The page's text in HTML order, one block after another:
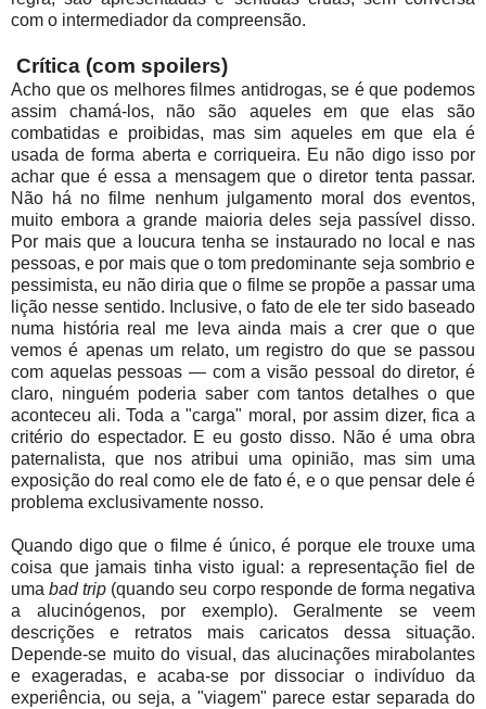
com o intermediador da compreensão.
Crítica (com spoilers)
Acho que os melhores filmes antidrogas, se é que podemos
assim chamá-los, não são aqueles em que elas são
combatidas e proibidas, mas sim aqueles em que ela é
usada de forma aberta e corriqueira. Eu não digo isso por
achar que é essa a mensagem que o diretor tenta passar.
Não há no filme nenhum julgamento moral dos eventos,
muito embora a grande maioria deles seja passível disso.
Por mais que a loucura tenha se instaurado no local e nas
pessoas, e por mais que o tom predominante seja sombrio e
pessimista, eu não diria que o filme se propõe a passar uma
lição nesse sentido. Inclusive, o fato de ele ter sido baseado
numa história real me leva ainda mais a crer que o que
vemos é apenas um relato, um registro do que se passou
com aquelas pessoas — com a visão pessoal do diretor, é
claro, ninguém poderia saber com tantos detalhes o que
aconteceu ali. Toda a "carga" moral, por assim dizer, fica a
critério do espectador. E eu gosto disso. Não é uma obra
paternalista, que nos atribui uma opinião, mas sim uma
exposição do real como ele de fato é, e o que pensar dele é
problema exclusivamente nosso.
Quando digo que o filme é único, é porque ele trouxe uma
coisa que jamais tinha visto igual: a representação fiel de
umabad trip (quando seu corpo responde de forma negativa
a alucinógenos, por exemplo). Geralmente se veem
descrições e retratos mais caricatos dessa situação.
Depende-se muito do visual, das alucinações mirabolantes
e exageradas, e acaba-se por dissociar o indivíduo da
experiência, ou seja, a "viagem" parece estar separada do